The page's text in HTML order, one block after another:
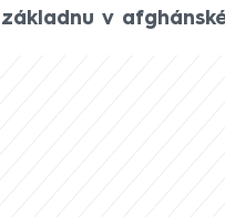
základnu v